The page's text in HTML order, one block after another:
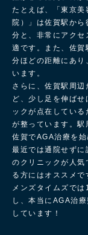
たとえば、「東京
院）」は佐賀駅から
分と、非常にアク
適です。また、佐
分ほどの距離にあり
います。
さらに、佐賀駅周
ど、少し足を伸ば
ックが点在してい
が整っています。駅
佐賀でAGA治療を始
最近では通院せず
のクリニックが人気
る方にはオススメで
メンズタイムズで
し、本当にAGA治
しています！